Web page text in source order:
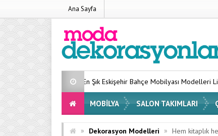
Ana Sayfa
En Şık Eskişehir Bahçe Mobilyası Modelleri Listesi 2026
MOBILYA SALON TAKIMLARI
» Dekorasyon Modelleri » Hem kitaplık